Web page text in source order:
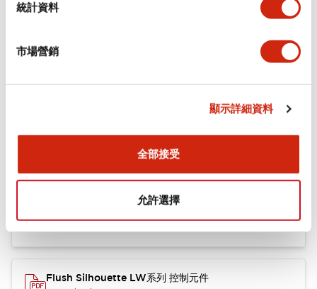
統計資料
市場營銷
顯示詳細資料
全部接受
允許選擇
Flush Silhouette LW系列 控制元件 (英文版)
1.23MB
Flush Silhouette LW系列 控制元件